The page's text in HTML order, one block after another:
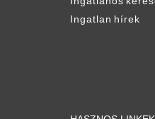
Ingatlan hírek